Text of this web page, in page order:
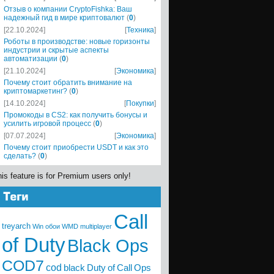
Отзыв о компании CryptoFishka: Ваш
надежный гид в мире криптовалют (0)
[22.10.2024]
[Техника]
Роботы в производстве: новые горизонты
индустрии и скрытые аспекты
автоматизации (0)
[21.10.2024]
[Экономика]
Почему стоит обратить внимание на
криптомаркетинг? (0)
[14.10.2024]
[Покупки]
Промокоды в CS2: как получить бонусы и
усилить игровой процесс (0)
[07.07.2024]
[Экономика]
Почему стоит приобрести USDT и как это
сделать? (0)
feature is for Premium users only!
treyarch Win обои WMD multiplayer Call
of DutyBlack Ops
COD7 cod black DutyofCall Ops